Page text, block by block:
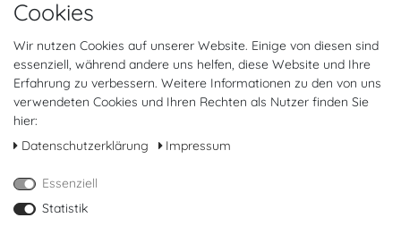
Vertrag widerrufen
Mein Konto (anmelden)
FAQ
FOLGT UNS
Cookies
Wir nutzen Cookies auf unserer Website. Einige von diesen sind
essenziell, während andere uns helfen, diese Website und Ihre
Erfahrung zu verbessern. Weitere Informationen zu den von uns
verwendeten Cookies und Ihren Rechten als Nutzer finden Sie
hier:
Daten­schutz­erklärung
Impressum
Essenziell
Statistik